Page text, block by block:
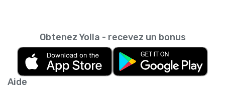
Aide
Obtenez Yolla - recevez un bonus